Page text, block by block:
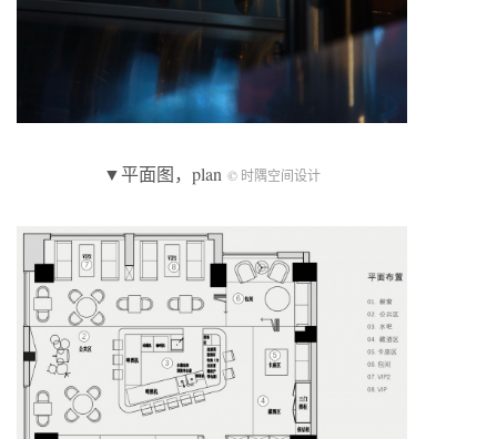
▼平面图，plan © 时隅空间设计